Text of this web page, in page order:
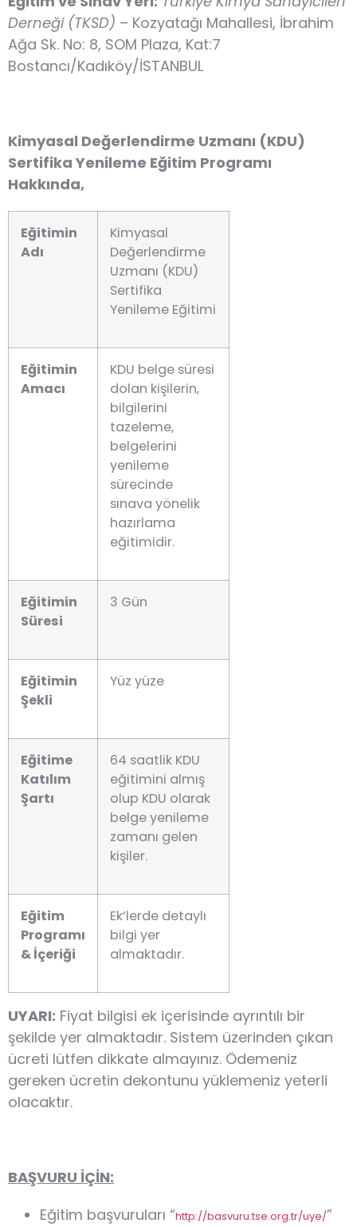
Derneği (TKSD) – Kozyatağı Mahallesi, İbrahim
Ağa Sk. No: 8, SOM Plaza, Kat:7
Bostancı/Kadıköy/İSTANBUL
Kimyasal Değerlendirme Uzmanı (KDU)
Sertifika Yenileme Eğitim Programı
Hakkında,
Eğitimin
Adı
Kimyasal
Değerlendirme
Uzmanı (KDU)
Sertifika
Yenileme Eğitimi
Eğitimin
Amacı
KDU belge süresi
dolan kişilerin,
bilgilerini
tazeleme,
belgelerini
yenileme
sürecinde
sınava yönelik
hazırlama
eğitimidir.
Eğitimin
Süresi
3 Gün
Eğitimin
Şekli
Yüz yüze
Eğitime
Katılım
Şartı
64 saatlik KDU
eğitimini almış
olup KDU olarak
belge yenileme
zamanı gelen
kişiler.
Eğitim
Programı
& İçeriği
Ek’lerde detaylı
bilgi yer
almaktadır.
UYARI: Fiyat bilgisi ek içerisinde ayrıntılı bir
şekilde yer almaktadır. Sistem üzerinden çıkan
ücreti lütfen dikkate almayınız. Ödemeniz
gereken ücretin dekontunu yüklemeniz yeterli
olacaktır.
BAŞVURU İÇİN:
Eğitim başvuruları “http://basvuru.tse.org.tr/uye/”